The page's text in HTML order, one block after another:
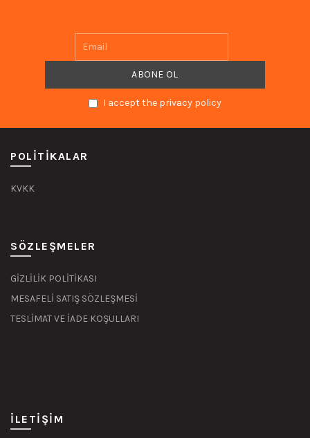
I accept the privacy policy
POLITIKALAR
KVKK
SÖZLEŞMELER
GİZLİLİK POLİTİKASI
MESAFELİ SATIŞ SÖZLEŞMESİ
TESLİMAT VE İADE KOŞULLARI
İLETIŞIM